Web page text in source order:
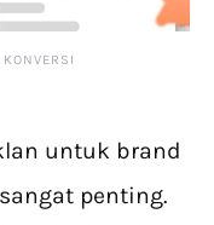
untuk brand
penting.